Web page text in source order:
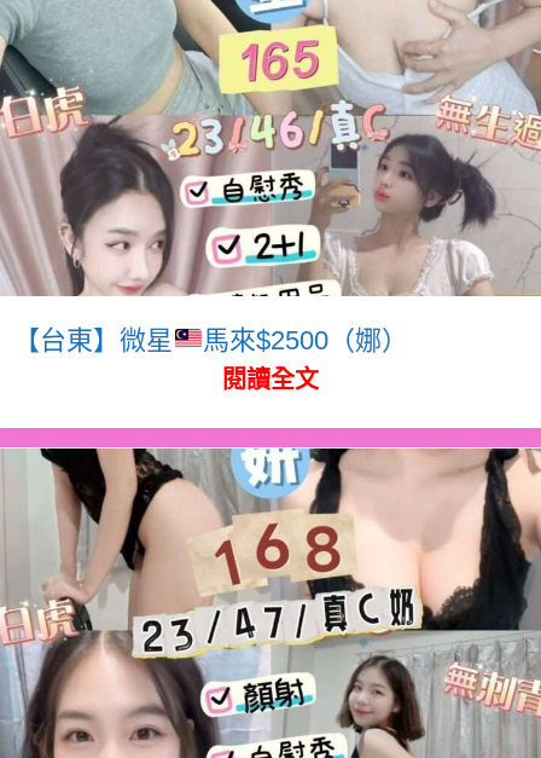
【台東】微星 馬來$2500（娜）
閱讀全文